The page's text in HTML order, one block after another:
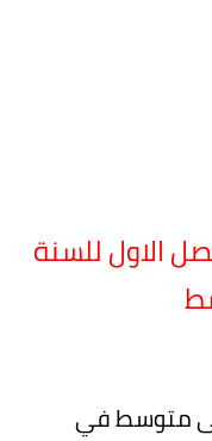
الاول للسنة
متوسط في